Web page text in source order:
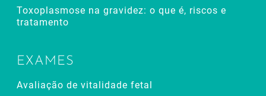
Toxoplasmose na gravidez: o que é, riscos e
tratamento
EXAMES
Avaliação de vitalidade fetal